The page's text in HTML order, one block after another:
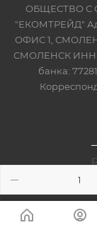
ОБЩЕСТВО С
"ЕКОМТРЕЙД"
ОФИС 1,
СМОЛЕНСК ИНН:
банка: